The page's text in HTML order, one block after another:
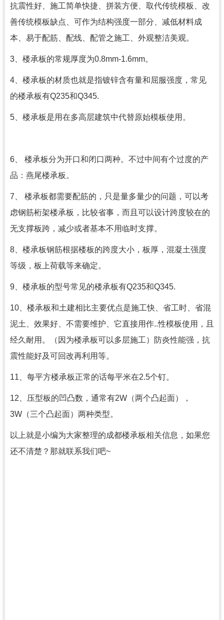
抗震性好、施工简单快捷、拼装方便、取代传统模板、改
善传统模板缺点、可作为结构强度一部分、减低材料成
本、易于配筋、配线、配管之施工、外观整洁美观。
3、楼承板的常规厚度为0.8mm-1.6mm。
4、楼承板的材质也就是指镀锌含有量和屈服强度，常见
的楼承板有Q235和Q345.
5、楼承板是用在多高层建筑中代替原始模板使用。
6、 楼承板分为开口和闭口两种。不过中间有个过度的产
品：燕尾楼承板。
7、 楼承板都需要配筋的，只是量多量少的问题，可以考
虑钢筋桁架楼承板，比较省事，而且可以设计跨度较在的
无支撑板跨，减少或者基本不用临时支撑。
8、楼承板钢筋根据楼板的跨度大小，板厚，混凝土强度
等级，板上荷载等来确定。
9、楼承板的型号常见的楼承板有Q235和Q345.
10、楼承板和土建相比主要优点是施工快、省工时、省混
泥土、效果好、不需要维护、它直接用作..性模板使用，且
经久耐用。（因为楼承板可以多层施工）防炎性能强，抗
震性能好及可回改再利用等。
11、每平方楼承板正常的话每平米在2.5个钉。
12、压型板的凹凸数，通常有2W（两个凸起面），
3W（三个凸起面）两种类型。
以上就是小编为大家整理的成都楼承板相关信息，如果您
还不清楚？那就联系我们吧~